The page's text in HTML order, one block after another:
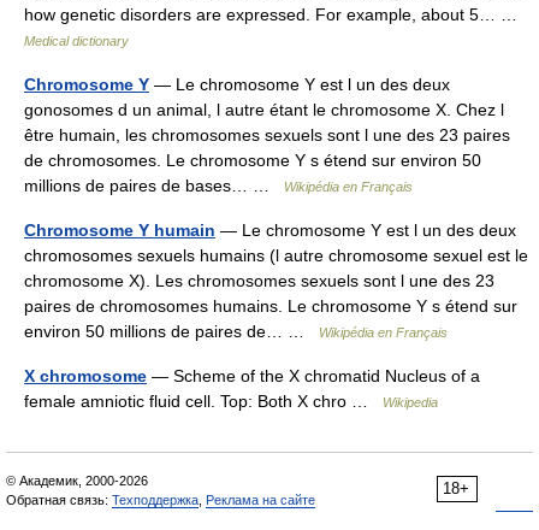
how genetic disorders are expressed. For example, about 5… …
Medical dictionary
Chromosome Y — Le chromosome Y est l un des deux
gonosomes d un animal, l autre étant le chromosome X. Chez l
être humain, les chromosomes sexuels sont l une des 23 paires
de chromosomes. Le chromosome Y s étend sur environ 50
millions de paires de bases… …
Wikipédia en Français
Chromosome Y humain — Le chromosome Y est l un des deux
chromosomes sexuels humains (l autre chromosome sexuel est le
chromosome X). Les chromosomes sexuels sont l une des 23
paires de chromosomes humains. Le chromosome Y s étend sur
environ 50 millions de paires de… …
Wikipédia en Français
X chromosome — Scheme of the X chromatid Nucleus of a
female amniotic fluid cell. Top: Both X chro …
Wikipedia
18+
© Академик, 2000-2026
Обратная связь: Техподдержка Реклама на сайте